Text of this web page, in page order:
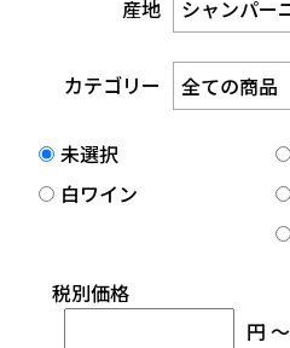
産地
カテゴリー
未選択
白ワイン
税別価格
円 ～